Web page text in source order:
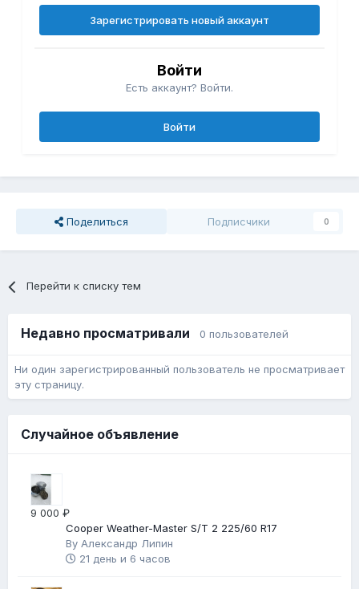
Зарегистрировать новый аккаунт
Войти
Есть аккаунт? Войти.
Войти
Поделиться Подписчики 0
Перейти к списку тем
Недавно просматривали 0 пользователей
Ни один зарегистрированный пользователь не просматривает
эту страницу.
Случайное объявление
9 000 ₽
Cooper Weather-Master S/T 2 225/60 R17
By Александр Липин
21 день и 6 часов